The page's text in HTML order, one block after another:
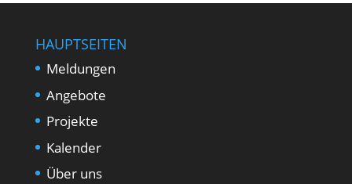
HAUPTSEITEN
Meldungen
Angebote
Projekte
Kalender
Über uns